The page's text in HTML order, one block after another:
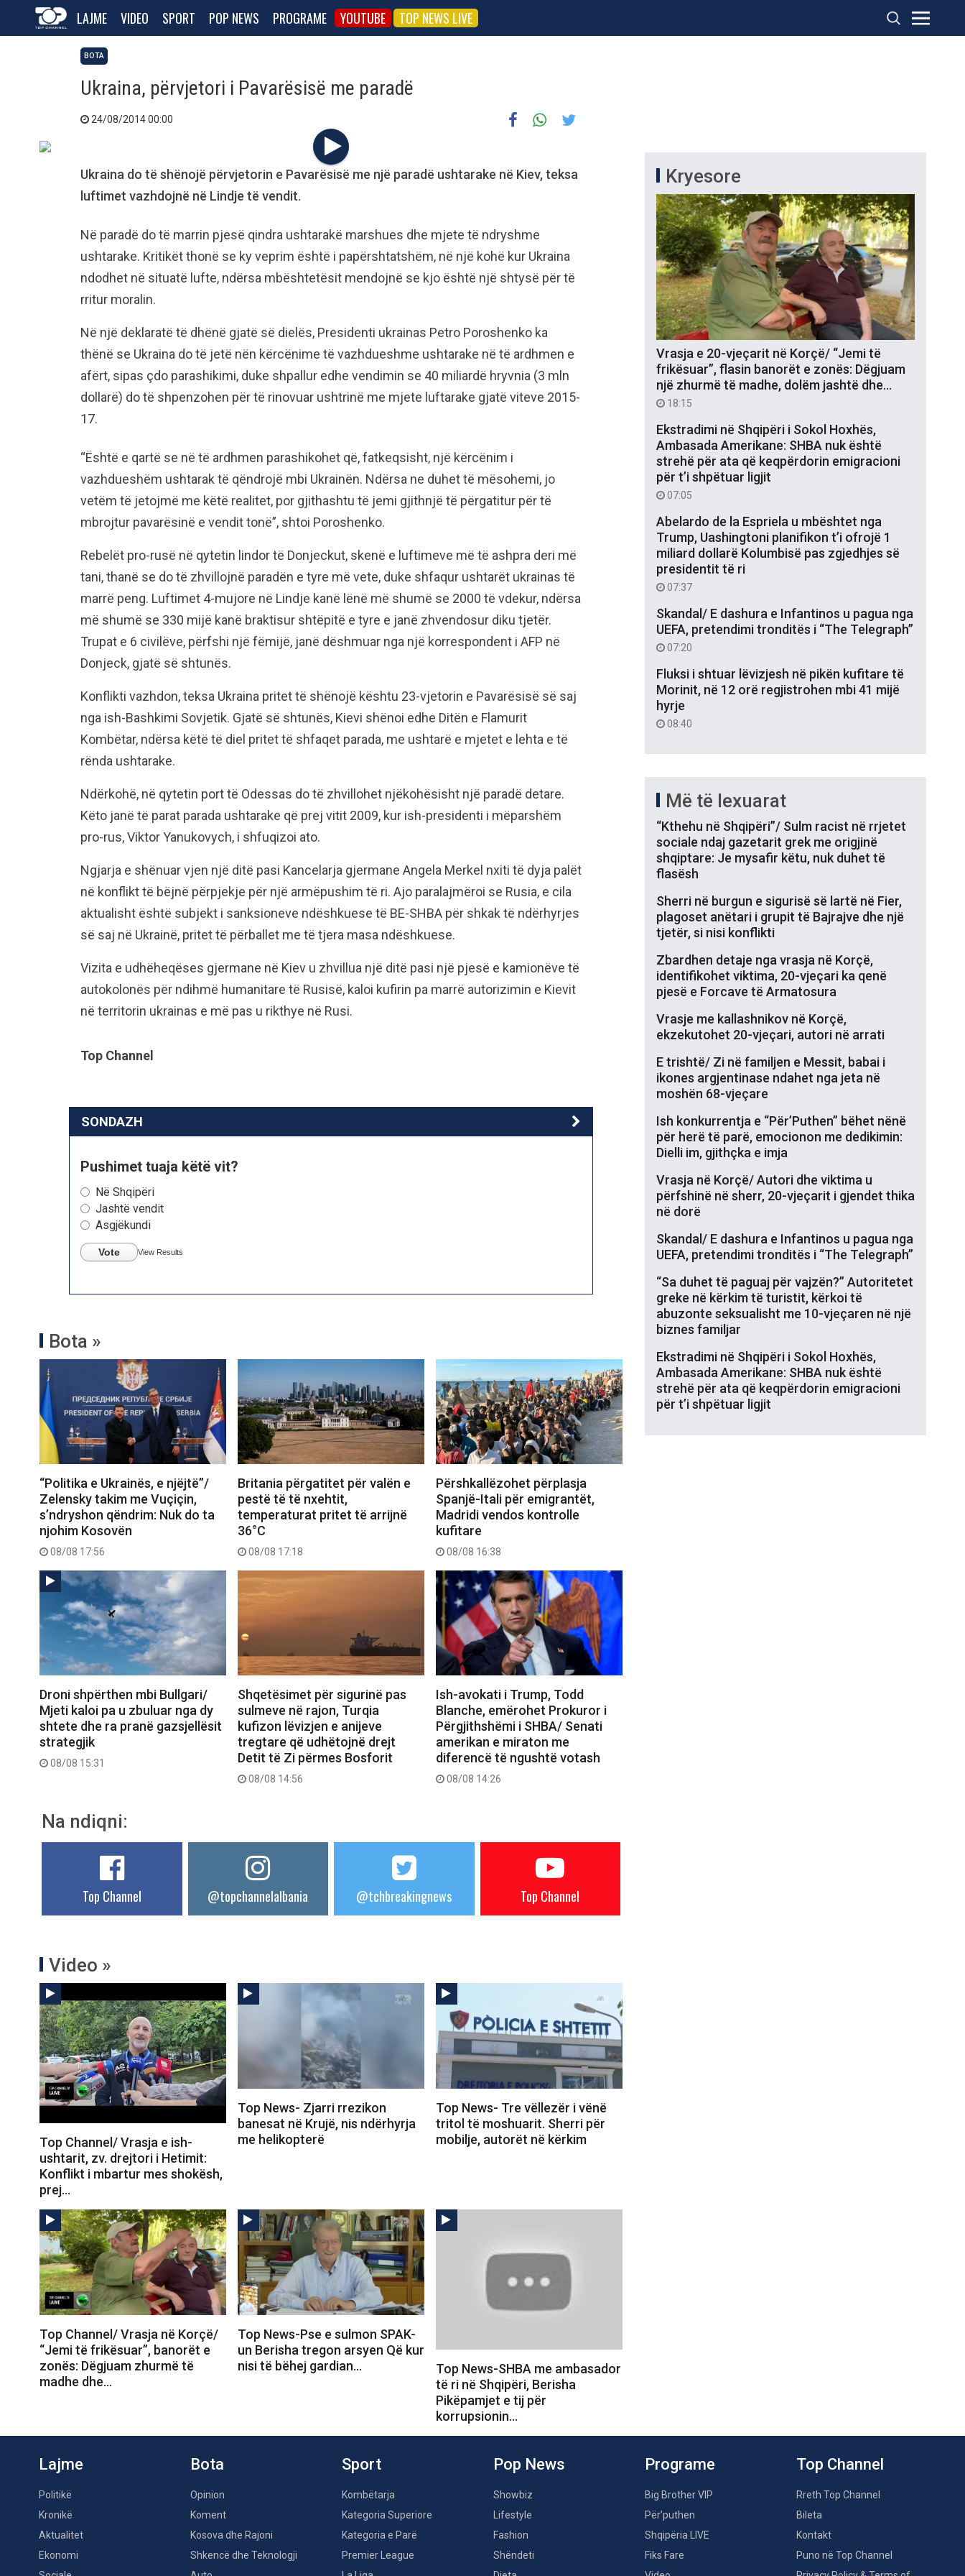
LAJME VIDEO SPORT POP NEWS PROGRAME YOUTUBE TOP NEWS LIVE
BOTA
Ukraina, përvjetori i Pavarësisë me paradë
24/08/2014 00:00
Ukraina do të shënojë përvjetorin e Pavarësisë me një paradë ushtarake në Kiev, teksa
luftimet vazhdojnë në Lindje të vendit.
Në paradë do të marrin pjesë qindra ushtarakë marshues dhe mjete të ndryshme
ushtarake. Kritikët thonë se ky veprim është i papërshtatshëm, në një kohë kur Ukraina
ndodhet në situatë lufte, ndërsa mbështetësit mendojnë se kjo është një shtysë për të
rritur moralin.
Në një deklaratë të dhënë gjatë së dielës, Presidenti ukrainas Petro Poroshenko ka
thënë se Ukraina do të jetë nën kërcënime të vazhdueshme ushtarake në të ardhmen e
afërt, sipas çdo parashikimi, duke shpallur edhe vendimin se 40 miliardë hryvnia (3 mln
dollarë) do të shpenzohen për të rinovuar ushtrinë me mjete luftarake gjatë viteve 2015-
17.
“Është e qartë se në të ardhmen parashikohet që, fatkeqsisht, një kërcënim i
vazhdueshëm ushtarak të qëndrojë mbi Ukrainën. Ndërsa ne duhet të mësohemi, jo
vetëm të jetojmë me këtë realitet, por gjithashtu të jemi gjithnjë të përgatitur për të
mbrojtur pavarësinë e vendit tonë”, shtoi Poroshenko.
Rebelët pro-rusë në qytetin lindor të Donjeckut, skenë e luftimeve më të ashpra deri më
tani, thanë se do të zhvillojnë paradën e tyre më vete, duke shfaqur ushtarët ukrainas të
marrë peng. Luftimet 4-mujore në Lindje kanë lënë më shumë se 2000 të vdekur, ndërsa
më shumë se 330 mijë kanë braktisur shtëpitë e tyre e janë zhvendosur diku tjetër.
Trupat e 6 civilëve, përfshi një fëmijë, janë dëshmuar nga një korrespondent i AFP në
Donjeck, gjatë së shtunës.
Konflikti vazhdon, teksa Ukraina pritet të shënojë kështu 23-vjetorin e Pavarësisë së saj
nga ish-Bashkimi Sovjetik. Gjatë së shtunës, Kievi shënoi edhe Ditën e Flamurit
Kombëtar, ndërsa këtë të diel pritet të shfaqet parada, me ushtarë e mjetet e lehta e të
rënda ushtarake.
Ndërkohë, në qytetin port të Odessas do të zhvillohet njëkohësisht një paradë detare.
Këto janë të parat parada ushtarake që prej vitit 2009, kur ish-presidenti i mëparshëm
pro-rus, Viktor Yanukovych, i shfuqizoi ato.
Ngjarja e shënuar vjen një ditë pasi Kancelarja gjermane Angela Merkel nxiti të dyja palët
në konflikt të bëjnë përpjekje për një armëpushim të ri. Ajo paralajmëroi se Rusia, e cila
aktualisht është subjekt i sanksioneve ndëshkuese të BE-SHBA për shkak të ndërhyrjes
së saj në Ukrainë, pritet të përballet me të tjera masa ndëshkuese.
Vizita e udhëheqëses gjermane në Kiev u zhvillua një ditë pasi një pjesë e kamionëve të
autokolonës për ndihmë humanitare të Rusisë, kaloi kufirin pa marrë autorizimin e Kievit
në territorin ukrainas e më pas u rikthye në Rusi.
Top Channel
SONDAZH
Pushimet tuaja këtë vit?
Në Shqipëri
Jashtë vendit
Asgjëkundi
Vote View Results
Bota »
“Politika e Ukrainës, e njëjtë”/
Zelensky takim me Vuçiçin,
s’ndryshon qëndrim: Nuk do ta
njohim Kosovën
08/08 17:56
Britania përgatitet për valën e
pestë të të nxehtit,
temperaturat pritet të arrijnë
36°C
08/08 17:18
Përshkallëzohet përplasja
Spanjë-Itali për emigrantët,
Madridi vendos kontrolle
kufitare
08/08 16:38
Droni shpërthen mbi Bullgari/
Mjeti kaloi pa u zbuluar nga dy
shtete dhe ra pranë gazsjellësit
strategjik
08/08 15:31
Shqetësimet për sigurinë pas
sulmeve në rajon, Turqia
kufizon lëvizjen e anijeve
tregtare që udhëtojnë drejt
Detit të Zi përmes Bosforit
08/08 14:56
Ish-avokati i Trump, Todd
Blanche, emërohet Prokuror i
Përgjithshëmi i SHBA/ Senati
amerikan e miraton me
diferencë të ngushtë votash
08/08 14:26
Na ndiqni:
Top Channel @topchannelalbania @tchbreakingnews Top Channel
Video »
Top Channel/ Vrasja e ish-
ushtarit, zv. drejtori i Hetimit:
Konflikt i mbartur mes shokësh,
prej…
Top News- Zjarri rrezikon
banesat në Krujë, nis ndërhyrja
me helikopterë
Top News- Tre vëllezër i vënë
tritol të moshuarit. Sherri për
mobilje, autorët në kërkim
Top Channel/ Vrasja në Korçë/
“Jemi të frikësuar”, banorët e
zonës: Dëgjuam zhurmë të
madhe dhe…
Top News-Pse e sulmon SPAK-
un Berisha tregon arsyen Që kur
nisi të bëhej gardian…
Top News-SHBA me ambasador
të ri në Shqipëri, Berisha
Pikëpamjet e tij për
korrupsionin…
Kryesore
Vrasja e 20-vjeçarit në Korçë/ “Jemi të
frikësuar”, flasin banorët e zonës: Dëgjuam
një zhurmë të madhe, dolëm jashtë dhe…
18:15
Ekstradimi në Shqipëri i Sokol Hoxhës,
Ambasada Amerikane: SHBA nuk është
strehë për ata që keqpërdorin emigracioni
për t’i shpëtuar ligjit
07:05
Abelardo de la Espriela u mbështet nga
Trump, Uashingtoni planifikon t’i ofrojë 1
miliard dollarë Kolumbisë pas zgjedhjes së
presidentit të ri
07:37
Skandal/ E dashura e Infantinos u pagua nga
UEFA, pretendimi tronditës i “The Telegraph”
07:20
Fluksi i shtuar lëvizjesh në pikën kufitare të
Morinit, në 12 orë regjistrohen mbi 41 mijë
hyrje
08:40
Më të lexuarat
“Kthehu në Shqipëri”/ Sulm racist në rrjetet
sociale ndaj gazetarit grek me origjinë
shqiptare: Je mysafir këtu, nuk duhet të
flasësh
Sherri në burgun e sigurisë së lartë në Fier,
plagoset anëtari i grupit të Bajrajve dhe një
tjetër, si nisi konflikti
Zbardhen detaje nga vrasja në Korçë,
identifikohet viktima, 20-vjeçari ka qenë
pjesë e Forcave të Armatosura
Vrasje me kallashnikov në Korçë,
ekzekutohet 20-vjeçari, autori në arrati
E trishtë/ Zi në familjen e Messit, babai i
ikones argjentinase ndahet nga jeta në
moshën 68-vjeçare
Ish konkurrentja e “Për’Puthen” bëhet nënë
për herë të parë, emocionon me dedikimin:
Dielli im, gjithçka e imja
Vrasja në Korçë/ Autori dhe viktima u
përfshinë në sherr, 20-vjeçarit i gjendet thika
në dorë
Skandal/ E dashura e Infantinos u pagua nga
UEFA, pretendimi tronditës i “The Telegraph”
“Sa duhet të paguaj për vajzën?” Autoritetet
greke në kërkim të turistit, kërkoi të
abuzonte seksualisht me 10-vjeçaren në një
biznes familjar
Ekstradimi në Shqipëri i Sokol Hoxhës,
Ambasada Amerikane: SHBA nuk është
strehë për ata që keqpërdorin emigracioni
për t’i shpëtuar ligjit
Lajme
Politikë
Kronikë
Aktualitet
Ekonomi
Bota
Opinion
Koment
Kosova dhe Rajoni
Shkencë dhe Teknologji
Sport
Kombëtarja
Kategoria Superiore
Kategoria e Parë
Premier League
Pop News
Showbiz
Lifestyle
Fashion
Shëndeti
Programe
Big Brother VIP
Për’puthen
Shqipëria LIVE
Fiks Fare
Top Channel
Rreth Top Channel
Bileta
Kontakt
Puno në Top Channel